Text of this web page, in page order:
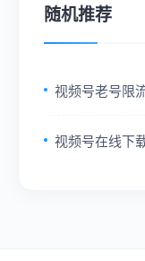
随机推荐
视频号老号限
视频号在线下